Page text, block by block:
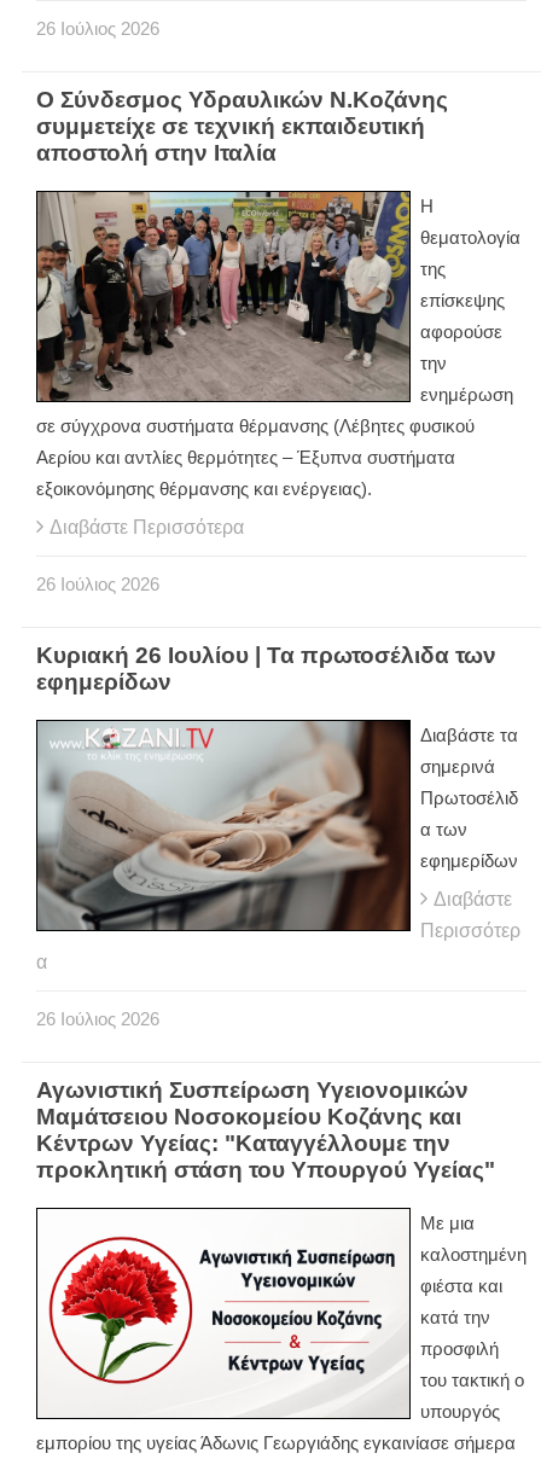
26 Ιούλιος 2026
Ο Σύνδεσμος Υδραυλικών Ν.Κοζάνης
συμμετείχε σε τεχνική εκπαιδευτική
αποστολή στην Ιταλία
Η
θεματολογία
της
επίσκεψης
αφορούσε
την
ενημέρωση
σε σύγχρονα συστήματα θέρμανσης (Λέβητες φυσικού
Αερίου και αντλίες θερμότητες – Έξυπνα συστήματα
εξοικονόμησης θέρμανσης και ενέργειας).
Διαβάστε Περισσότερα
26 Ιούλιος 2026
Κυριακή 26 Ιουλίου | Τα πρωτοσέλιδα των
εφημερίδων
Διαβάστε τα
σημερινά
Πρωτοσέλιδ
α των
εφημερίδων
Διαβάστε
Περισσότερ
α
26 Ιούλιος 2026
Αγωνιστική Συσπείρωση Υγειονομικών
Μαμάτσειου Νοσοκομείου Κοζάνης και
Κέντρων Υγείας: "Καταγγέλλουμε την
προκλητική στάση του Υπουργού Υγείας"
Με μια
καλοστημένη
φιέστα και
κατά την
προσφιλή
του τακτική ο
υπουργός
εμπορίου της υγείας Άδωνις Γεωργιάδης εγκαινίασε σήμερα